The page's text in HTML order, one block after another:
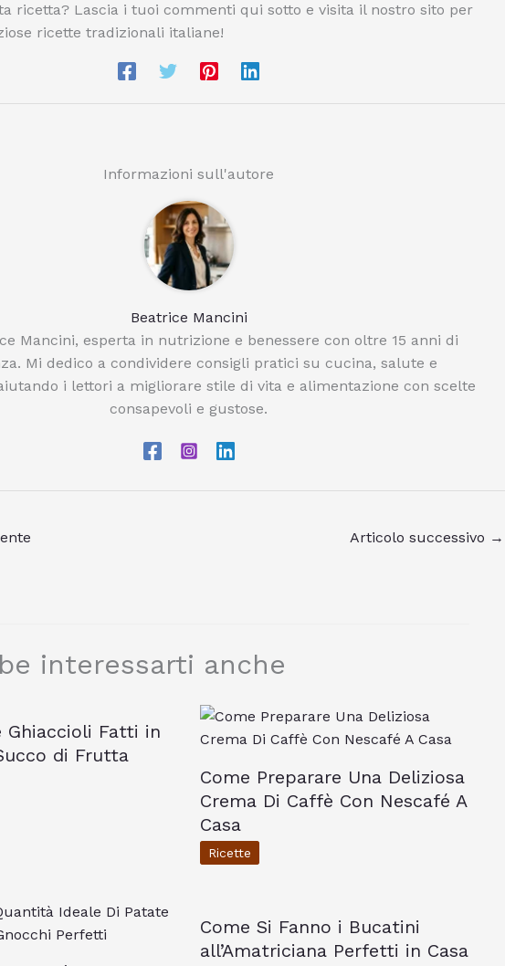
ricetta? Lascia i tuoi commenti qui sotto e visita il nostro sito per
ricette tradizionali italiane!
Informazioni sull'autore
Beatrice Mancini
Mancini, esperta in nutrizione e benessere con oltre 15 anni di
Mi dedico a condividere consigli pratici su cucina, salute e
i lettori a migliorare stile di vita e alimentazione con scelte
consapevoli e gustose.
Articolo successivo →
interessarti anche
Ghiaccioli Fatti in
di Frutta
Come Preparare Una Deliziosa
Crema Di Caffè Con Nescafé A
Casa
Ricette
Come Si Fanno i Bucatini
all’Amatriciana Perfetti in Casa